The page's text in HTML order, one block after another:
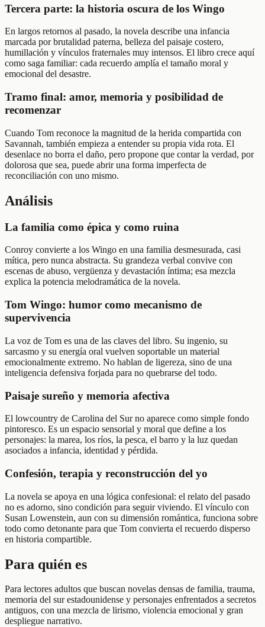
Tercera parte: la historia oscura de los Wingo
En largos retornos al pasado, la novela describe una infancia
marcada por brutalidad paterna, belleza del paisaje costero,
humillación y vínculos fraternales muy intensos. El libro crece aquí
como saga familiar: cada recuerdo amplía el tamaño moral y
emocional del desastre.
Tramo final: amor, memoria y posibilidad de
recomenzar
Cuando Tom reconoce la magnitud de la herida compartida con
Savannah, también empieza a entender su propia vida rota. El
desenlace no borra el daño, pero propone que contar la verdad, por
dolorosa que sea, puede abrir una forma imperfecta de
reconciliación con uno mismo.
Análisis
La familia como épica y como ruina
Conroy convierte a los Wingo en una familia desmesurada, casi
mítica, pero nunca abstracta. Su grandeza verbal convive con
escenas de abuso, vergüenza y devastación íntima; esa mezcla
explica la potencia melodramática de la novela.
Tom Wingo: humor como mecanismo de
supervivencia
La voz de Tom es una de las claves del libro. Su ingenio, su
sarcasmo y su energía oral vuelven soportable un material
emocionalmente extremo. No hablan de ligereza, sino de una
inteligencia defensiva forjada para no quebrarse del todo.
Paisaje sureño y memoria afectiva
El lowcountry de Carolina del Sur no aparece como simple fondo
pintoresco. Es un espacio sensorial y moral que define a los
personajes: la marea, los ríos, la pesca, el barro y la luz quedan
asociados a infancia, identidad y pérdida.
Confesión, terapia y reconstrucción del yo
La novela se apoya en una lógica confesional: el relato del pasado
no es adorno, sino condición para seguir viviendo. El vínculo con
Susan Lowenstein, aun con su dimensión romántica, funciona sobre
todo como detonante para que Tom convierta el recuerdo disperso
en historia compartible.
Para quién es
Para lectores adultos que buscan novelas densas de familia, trauma,
memoria del sur estadounidense y personajes enfrentados a secretos
antiguos, con una mezcla de lirismo, violencia emocional y gran
despliegue narrativo.